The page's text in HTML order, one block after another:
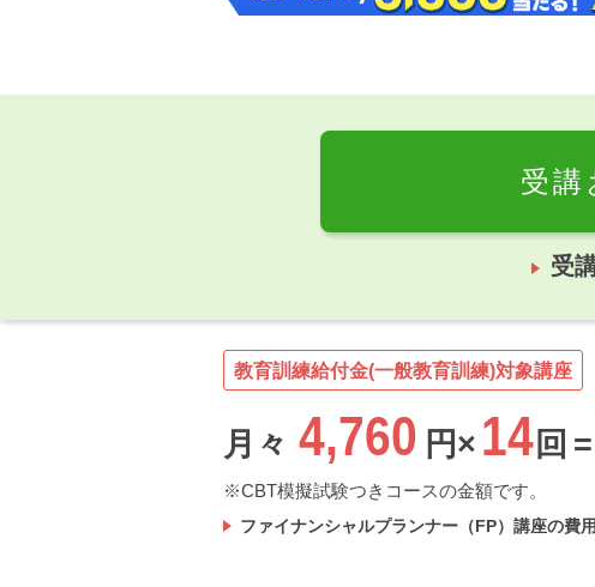
受講
受
教育訓練給付金(一般教育訓練)対象講座
月々 4,760 円× 14回
CBT模擬試験つきコースの金額です。
ファイナンシャルプランナー（FP）講座の費